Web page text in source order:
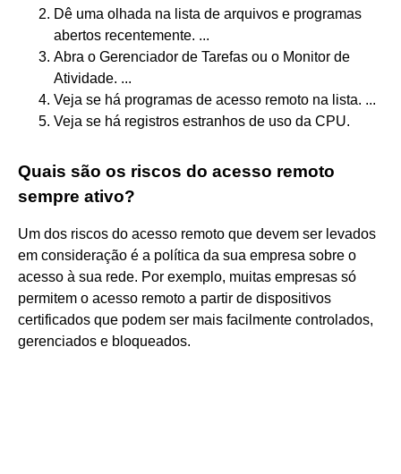
Dê uma olhada na lista de arquivos e programas
abertos recentemente. ...
Abra o Gerenciador de Tarefas ou o Monitor de
Atividade. ...
Veja se há programas de acesso remoto na lista. ...
Veja se há registros estranhos de uso da CPU.
Quais são os riscos do acesso remoto
sempre ativo?
Um dos riscos do acesso remoto que devem ser levados
em consideração é a política da sua empresa sobre o
acesso à sua rede. Por exemplo, muitas empresas só
permitem o acesso remoto a partir de dispositivos
certificados que podem ser mais facilmente controlados,
gerenciados e bloqueados.